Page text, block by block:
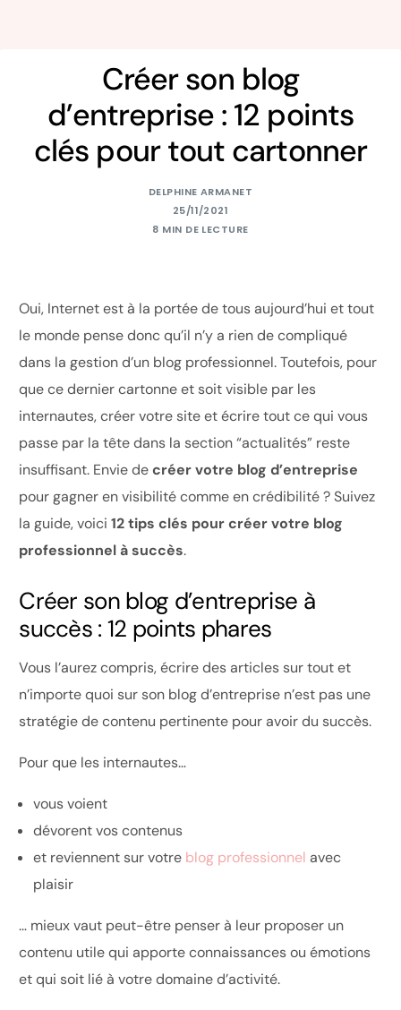
Créer son blog
d’entreprise : 12 points
clés pour tout cartonner
DELPHINE ARMANET
25/11/2021
8 MIN DE LECTURE
Oui, Internet est à la portée de tous aujourd’hui et tout
le monde pense donc qu’il n’y a rien de compliqué
dans la gestion d’un blog professionnel. Toutefois, pour
que ce dernier cartonne et soit visible par les
internautes, créer votre site et écrire tout ce qui vous
passe par la tête dans la section “actualités” reste
insuffisant. Envie decréer votre blog d’entreprise
pour gagner en visibilité comme en crédibilité ? Suivez
la guide, voici12 tips clés pour créer votre blog
professionnel à succès.
Créer son blog d’entreprise à
succès : 12 points phares
Vous l’aurez compris, écrire des articles sur tout et
n’importe quoi sur son blog d’entreprise n’est pas une
stratégie de contenu pertinente pour avoir du succès.
Pour que les internautes…
vous voient
dévorent vos contenus
et reviennent sur votre blog professionnel avec
plaisir
… mieux vaut peut-être penser à leur proposer un
contenu utile qui apporte connaissances ou émotions
et qui soit lié à votre domaine d’activité.